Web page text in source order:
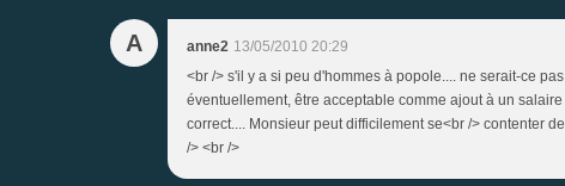
A anne2 13/05/2010 20:29
<br /> s'il y a si peu d'hommes à popole.... ne serait-ce
éventuellement, être acceptable comme ajout à un
correct.... Monsieur peut difficilement se<br /> contenter
/> <br />